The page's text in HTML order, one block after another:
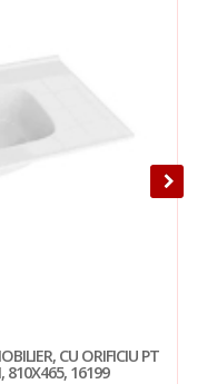
CU ORIFICIU PT
810X465, 16199